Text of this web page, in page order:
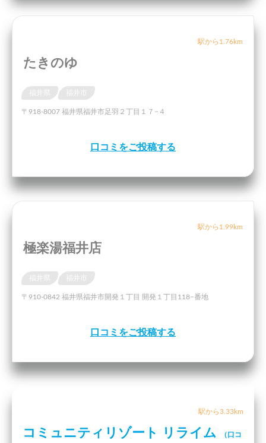
駅から1.76km
たきのゆ
〒918-8007 福井県福井市足羽２丁目１７−４
口コミをご投稿する
駅から1.99km
極楽湯福井店
〒910-0842 福井県福井市開発１丁目 開発１丁目118−番地
口コミをご投稿する
駅から3.33km
コミュニティリゾート リライム
（口コ